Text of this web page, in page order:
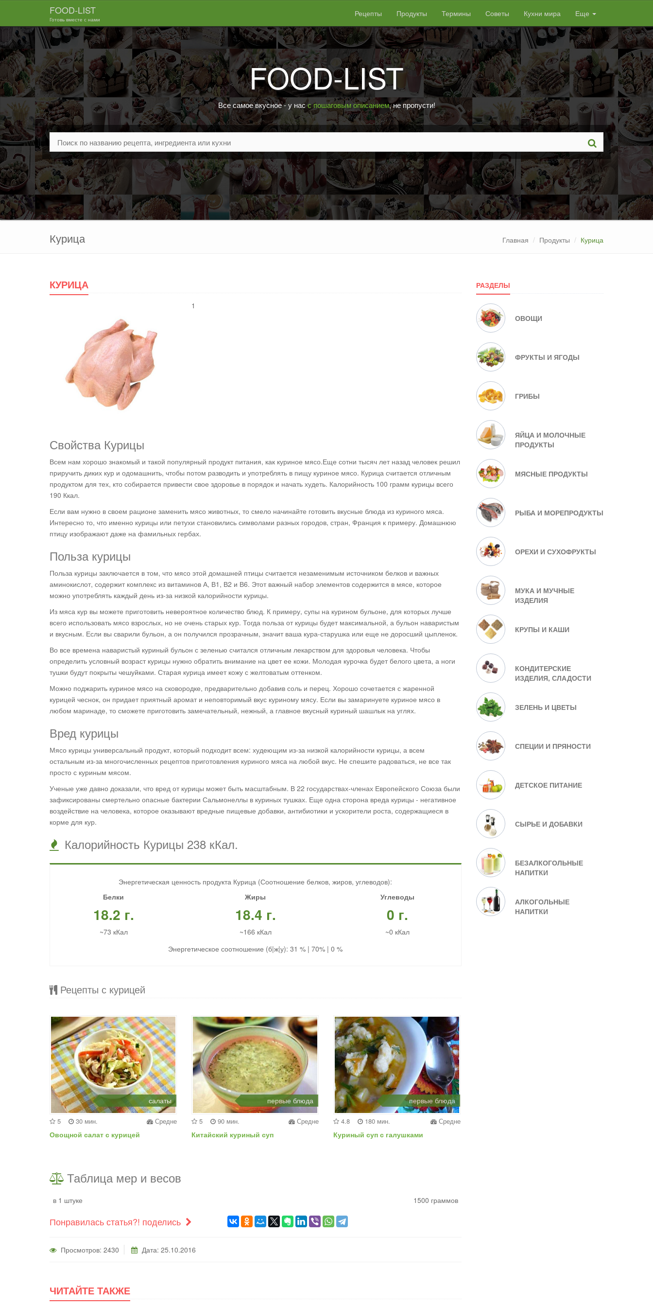
FOOD-LIST
Готовь вместе с нами
Рецепты Продукты Термины Советы Кухни мира Еще
FOOD-LIST
Все самое вкусное - у насс пошаговым описанием, не пропусти!
Курица Главная Продукты Курица
КУРИЦА
1
Свойства Курицы
Всем нам хорошо знакомый и такой популярный продукт питания, как куриное мясо.Еще сотни тысяч лет назад человек решил
приручить диких кур и одомашнить, чтобы потом разводить и употреблять в пищу куриное мясо. Курица считается отличным
продуктом для тех, кто собирается привести свое здоровье в порядок и начать худеть. Калорийность 100 грамм курицы всего
190 Ккал.
Если вам нужно в своем рационе заменить мясо животных, то смело начинайте готовить вкусные блюда из куриного мяса.
Интересно то, что именно курицы или петухи становились символами разных городов, стран, Франция к примеру. Домашнюю
птицу изображают даже на фамильных гербах.
Польза курицы
Польза курицы заключается в том, что мясо этой домашней птицы считается незаменимым источником белков и важных
аминокислот, содержит комплекс из витаминов А, В1, В2 и В6. Этот важный набор элементов содержится в мясе, которое
можно употреблять каждый день из-за низкой калорийности курицы.
Из мяса кур вы можете приготовить невероятное количество блюд. К примеру, супы на курином бульоне, для которых лучше
всего использовать мясо взрослых, но не очень старых кур. Тогда польза от курицы будет максимальной, а бульон наваристым
и вкусным. Если вы сварили бульон, а он получился прозрачным, значит ваша кура-старушка или еще не доросший цыпленок.
Во все времена наваристый куриный бульон с зеленью считался отличным лекарством для здоровья человека. Чтобы
определить условный возраст курицы нужно обратить внимание на цвет ее кожи. Молодая курочка будет белого цвета, а ноги
тушки будут покрыты чешуйками. Старая курица имеет кожу с желтоватым оттенком.
Можно поджарить куриное мясо на сковородке, предварительно добавив соль и перец. Хорошо сочетается с жаренной
курицей чеснок, он придает приятный аромат и неповторимый вкус куриному мясу. Если вы замаринуете куриное мясо в
любом маринаде, то сможете приготовить замечательный, нежный, а главное вкусный куриный шашлык на углях.
Вред курицы
Мясо курицы универсальный продукт, который подходит всем: худеющим из-за низкой калорийности курицы, а всем
остальным из-за многочисленных рецептов приготовления куриного мяса на любой вкус. Не спешите радоваться, не все так
просто с куриным мясом.
Ученые уже давно доказали, что вред от курицы может быть масштабным. В 22 государствах-членах Европейского Союза были
зафиксированы смертельно опасные бактерии Сальмонеллы в куриных тушках. Еще одна сторона вреда курицы - негативное
воздействие на человека, которое оказывают вредные пищевые добавки, антибиотики и ускорители роста, содержащиеся в
корме для кур.
Калорийность Курицы 238 кКал.
Энергетическая ценность продукта Курица (Соотношение белков, жиров, углеводов):
Белки
18.2 г.
~73 кКал
Жиры
18.4 г.
~166 кКал
Углеводы
0 г.
~0 кКал
Энергетическое соотношение (б|ж|у): 31 % | 70% | 0 %
Рецепты с курицей
салаты
5 30 мин. Средне
Овощной салат с курицей
первые блюда
5 90 мин. Средне
Китайский куриный суп
первые блюда
4.8 180 мин. Средне
Куриный суп с галушками
Таблица мер и весов
в 1 штуке 1500 граммов
Понравилась статья?! поделись
Просмотров: 2430 Дата: 25.10.2016
ЧИТАЙТЕ ТАКЖЕ
РАЗДЕЛЫ
ОВОЩИ
ФРУКТЫ И ЯГОДЫ
ГРИБЫ
ЯЙЦА И МОЛОЧНЫЕ
ПРОДУКТЫ
МЯСНЫЕ ПРОДУКТЫ
РЫБА И МОРЕПРОДУКТЫ
ОРЕХИ И СУХОФРУКТЫ
МУКА И МУЧНЫЕ
ИЗДЕЛИЯ
КРУПЫ И КАШИ
КОНДИТЕРСКИЕ
ИЗДЕЛИЯ, СЛАДОСТИ
ЗЕЛЕНЬ И ЦВЕТЫ
СПЕЦИИ И ПРЯНОСТИ
ДЕТСКОЕ ПИТАНИЕ
СЫРЬЕ И ДОБАВКИ
БЕЗАЛКОГОЛЬНЫЕ
НАПИТКИ
АЛКОГОЛЬНЫЕ
НАПИТКИ